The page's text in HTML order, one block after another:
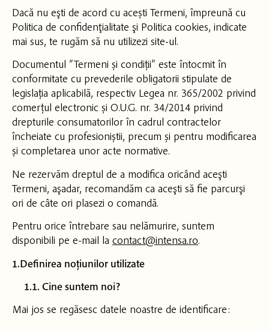
Dacă nu eşti de acord cu acești Termeni, împreună cu
Politica de confidenţialitate şi Politica cookies, indicate
mai sus, te rugăm să nu utilizezi site-ul.
Documentul ”Termeni și condiții” este întocmit în
conformitate cu prevederile obligatorii stipulate de
legislația aplicabilă, respectiv Legea nr. 365/2002 privind
comerțul electronic și O.U.G. nr. 34/2014 privind
drepturile consumatorilor în cadrul contractelor
încheiate cu profesioniștii, precum și pentru modificarea
și completarea unor acte normative.
Ne rezervăm dreptul de a modifica oricând aceşti
Termeni, aşadar, recomandăm ca aceşti să fie parcurşi
ori de câte ori plasezi o comandă.
Pentru orice întrebare sau nelămurire, suntem
disponibili pe e-mail la contact@intensa.ro.
1.Definirea noțiunilor utilizate
1.1. Cine suntem noi?
Mai jos se regăsesc datele noastre de identificare: